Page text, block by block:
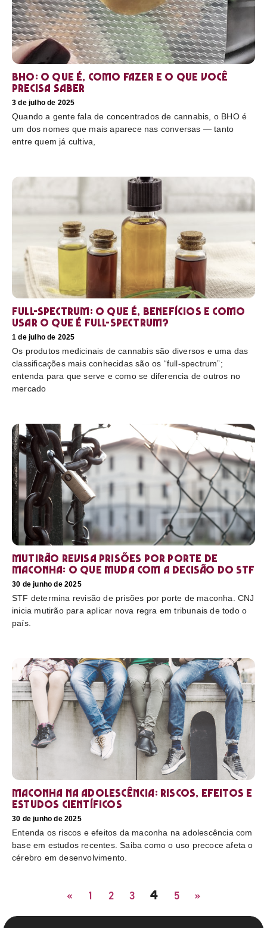
BHO: o que é, como fazer e o que você
precisa saber
3 de julho de 2025
Quando a gente fala de concentrados de cannabis, o BHO é
um dos nomes que mais aparece nas conversas — tanto
entre quem já cultiva,
Full-Spectrum: O que é, benefícios e como
usar O que é full-spectrum?
1 de julho de 2025
Os produtos medicinais de cannabis são diversos e uma das
classificações mais conhecidas são os “full-spectrum”;
entenda para que serve e como se diferencia de outros no
mercado
Mutirão revisa prisões por porte de
maconha: o que muda com a decisão do STF
30 de junho de 2025
STF determina revisão de prisões por porte de maconha. CNJ
inicia mutirão para aplicar nova regra em tribunais de todo o
país.
Maconha na adolescência: riscos, efeitos e
estudos científicos
30 de junho de 2025
Entenda os riscos e efeitos da maconha na adolescência com
base em estudos recentes. Saiba como o uso precoce afeta o
cérebro em desenvolvimento.
« 1 2 3 4 5 »